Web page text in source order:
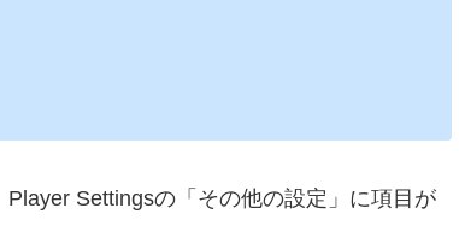
Settingsの「その他の設定」に項目が